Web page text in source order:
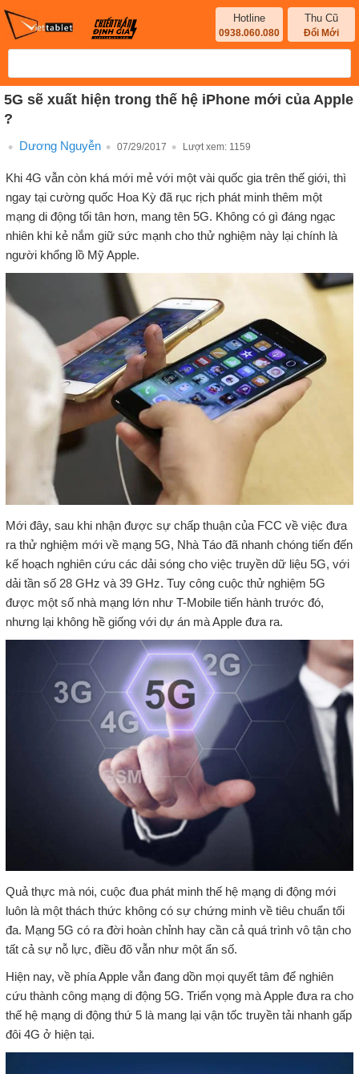
Hotline
0938.060.080
Thu Cũ
Đổi Mới
5G sẽ xuất hiện trong thế hệ iPhone mới của Apple
?
Dương Nguyễn 07/29/2017 Lượt xem: 1159
Khi 4G vẫn còn khá mới mẻ với một vài quốc gia trên thế giới, thì
ngay tại cường quốc Hoa Kỳ đã rục rịch phát minh thêm một
mạng di động tối tân hơn, mang tên 5G. Không có gì đáng ngạc
nhiên khi kẻ nắm giữ sức mạnh cho thử nghiệm này lại chính là
người khổng lồ Mỹ Apple.
Mới đây, sau khi nhận được sự chấp thuận của FCC về việc đưa
ra thử nghiệm mới về mạng 5G, Nhà Táo đã nhanh chóng tiến đến
kế hoạch nghiên cứu các dải sóng cho việc truyền dữ liệu 5G, với
dải tần số 28 GHz và 39 GHz. Tuy công cuộc thử nghiệm 5G
được một số nhà mạng lớn như T-Mobile tiến hành trước đó,
nhưng lại không hề giống với dự án mà Apple đưa ra.
Quả thực mà nói, cuộc đua phát minh thế hệ mạng di động mới
luôn là một thách thức không có sự chứng minh về tiêu chuẩn tối
đa. Mạng 5G có ra đời hoàn chỉnh hay cần cả quá trình vô tận cho
tất cả sự nỗ lực, điều đõ vẫn như một ẩn số.
Hiện nay, về phía Apple vẫn đang dồn mọi quyết tâm để nghiên
cứu thành công mạng di động 5G. Triển vọng mà Apple đưa ra cho
thế hệ mạng di động thứ 5 là mang lại vận tốc truyền tải nhanh gấp
đôi 4G ở hiện tại.